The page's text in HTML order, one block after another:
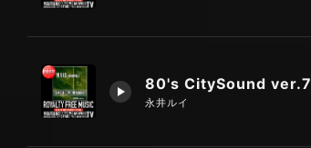
80's CitySound ver.7
永井ルイ